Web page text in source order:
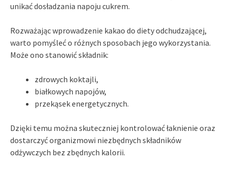
unikać dosładzania napoju cukrem.
Rozważając wprowadzenie kakao do diety odchudzającej,
warto pomyśleć o różnych sposobach jego wykorzystania.
Może ono stanowić składnik:
zdrowych koktajli,
białkowych napojów,
przekąsek energetycznych.
Dzięki temu można skuteczniej kontrolować łaknienie oraz
dostarczyć organizmowi niezbędnych składników
odżywczych bez zbędnych kalorii.